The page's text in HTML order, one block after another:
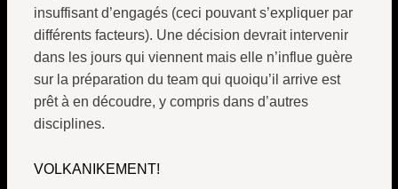
insuffisant d’engagés (ceci pouvant s’expliquer par
différents facteurs). Une décision devrait intervenir
dans les jours qui viennent mais elle n’influe guère
sur la préparation du team qui quoiqu’il arrive est
prêt à en découdre, y compris dans d’autres
disciplines.
VOLKANIKEMENT!